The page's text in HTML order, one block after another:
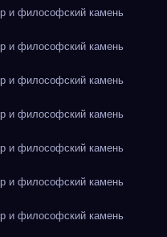
и философский камень
и философский камень
и философский камень
и философский камень
и философский камень
и философский камень
и философский камень